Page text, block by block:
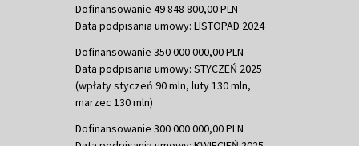
Dofinansowanie 49 848 800,00 PLN
Data podpisania umowy: LISTOPAD 2024
Dofinansowanie 350 000 000,00 PLN
Data podpisania umowy: STYCZEŃ 2025
(wpłaty styczeń 90 mln, luty 130 mln,
marzec 130 mln)
Dofinansowanie 300 000 000,00 PLN